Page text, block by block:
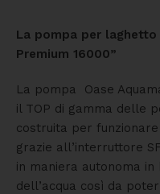
La pompa per laghetto
Premium 16000”
La pompa Oase
il TOP di gamma delle
costruita per
grazie all’interruttore
in maniera autonoma
dell’acqua così da